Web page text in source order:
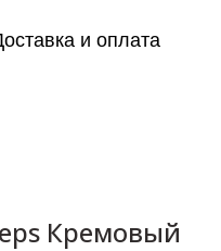
и оплата
Кремовый